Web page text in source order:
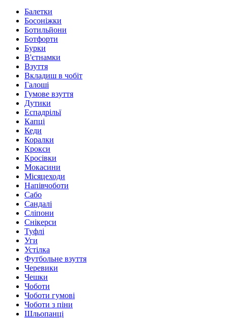
Балетки
Босоніжки
Ботильйони
Ботфорти
Бурки
В'єтнамки
Взуття
Вкладиш в чобіт
Галоші
Гумове взуття
Дутики
Еспадрільї
Капці
Кеди
Коралки
Крокси
Кросівки
Мокасини
Місяцеходи
Напівчоботи
Сабо
Сандалі
Сліпони
Снікерси
Туфлі
Уги
Устілка
Футбольне взуття
Черевики
Чешки
Чоботи
Чоботи гумові
Чоботи з піни
Шльопанці